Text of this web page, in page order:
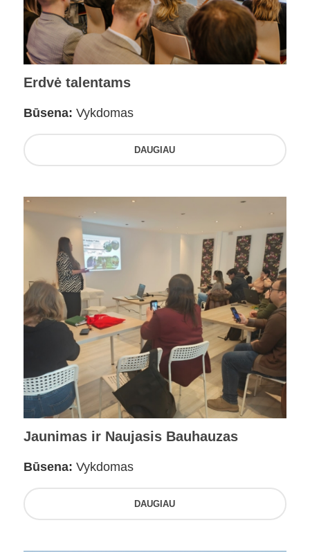
Erdvė talentams
Būsena: Vykdomas
DAUGIAU
Jaunimas ir Naujasis Bauhauzas
Būsena: Vykdomas
DAUGIAU